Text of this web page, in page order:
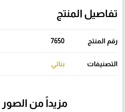
تفاصيل المنتج
رقم المنتج 7650
التصنيفات بناتي
مزيداً من الصور